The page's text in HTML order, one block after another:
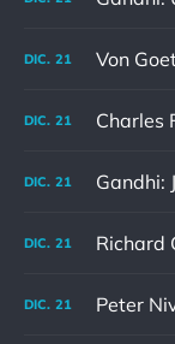
DIC. 21
DIC. 21
DIC. 21
DIC. 21
DIC. 21